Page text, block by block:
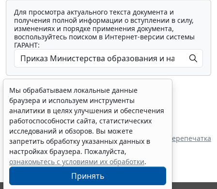
Для просмотра актуального текста документа и
получения полной информации о вступлении в силу,
изменениях и порядке применения документа,
воспользуйтесь поиском в Интернет-версии системы
ГАРАНТ:
Показать все материалы
Перепечатка
Мы обрабатываем локальные данные
браузера и используем инструменты
аналитики в целях улучшения и обеспечения
работоспособности сайта, статистических
исследований и обзоров. Вы можете
запретить обработку указанных данных в
настройках браузера. Пожалуйста,
ознакомьтесь с условиями их обработки.
Принять